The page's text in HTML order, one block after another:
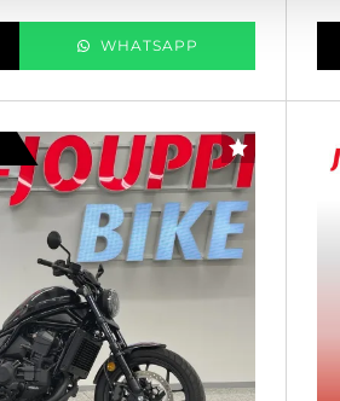
WHATSAPP
SUOSIKKI